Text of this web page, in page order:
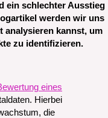
ein schlechter Ausstieg
werden wir uns
analysieren kannst, um
zu identifizieren.
eines
Hierbei
die